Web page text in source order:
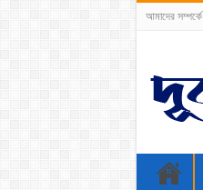
আমাদের সম্পর্কে